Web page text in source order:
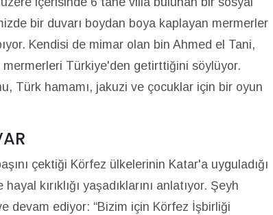
bir duvarı boydan boya kaplayan mermerler
Kendisi de mimar olan bin Ahmed el Tani,
Türkiye'den getirttiğini söylüyor.
Türk hamamı, jakuzi ve çocuklar için bir oyun
çektiği Körfez ülkelerinin Katar'a uyguladığı
kırıklığı yaşadıklarını anlatıyor. Şeyh
devam ediyor: “Bizim için Körfez İşbirliği